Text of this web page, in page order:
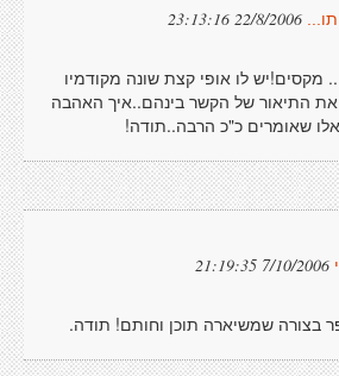
22/8/2006 23:13:16
מקסים!יש לו אופי קצת שונה מקודמיו
התיאור של הקשר בינהם..איך האהבה
שאומרים כ"כ הרבה..תודה!
7/10/2006 21:19:35
בצורה שמשיארה תוכן וחותם! תודה.